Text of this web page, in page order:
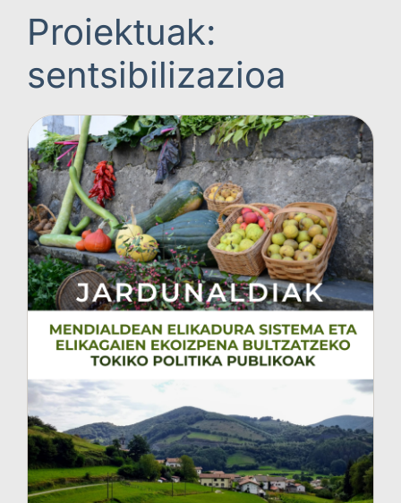
Proiektuak:
sentsibilizazioa